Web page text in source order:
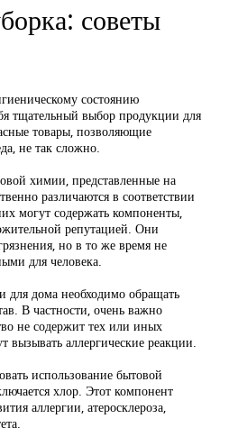
советы
состоянию
тщательный выбор продукции для
товары, позволяющие
не так сложно.
химии, представленные на
различаются в соответствии
могут содержать компоненты,
репутацией. Они
но в то же время не
для человека.
дома необходимо обращать
В частности, очень важно
не содержит тех или иных
вызывать аллергические реакции.
использование бытовой
хлор. Этот компонент
аллергии, атеросклероза,